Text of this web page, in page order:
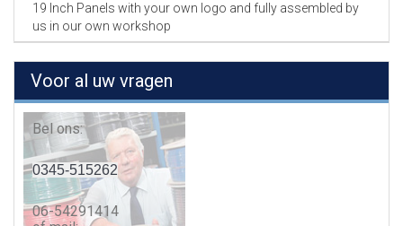
19 Inch Panels with your own logo and fully assembled by
us in our own workshop
Voor al uw vragen
Bel ons:
0345-515262
06-54291414